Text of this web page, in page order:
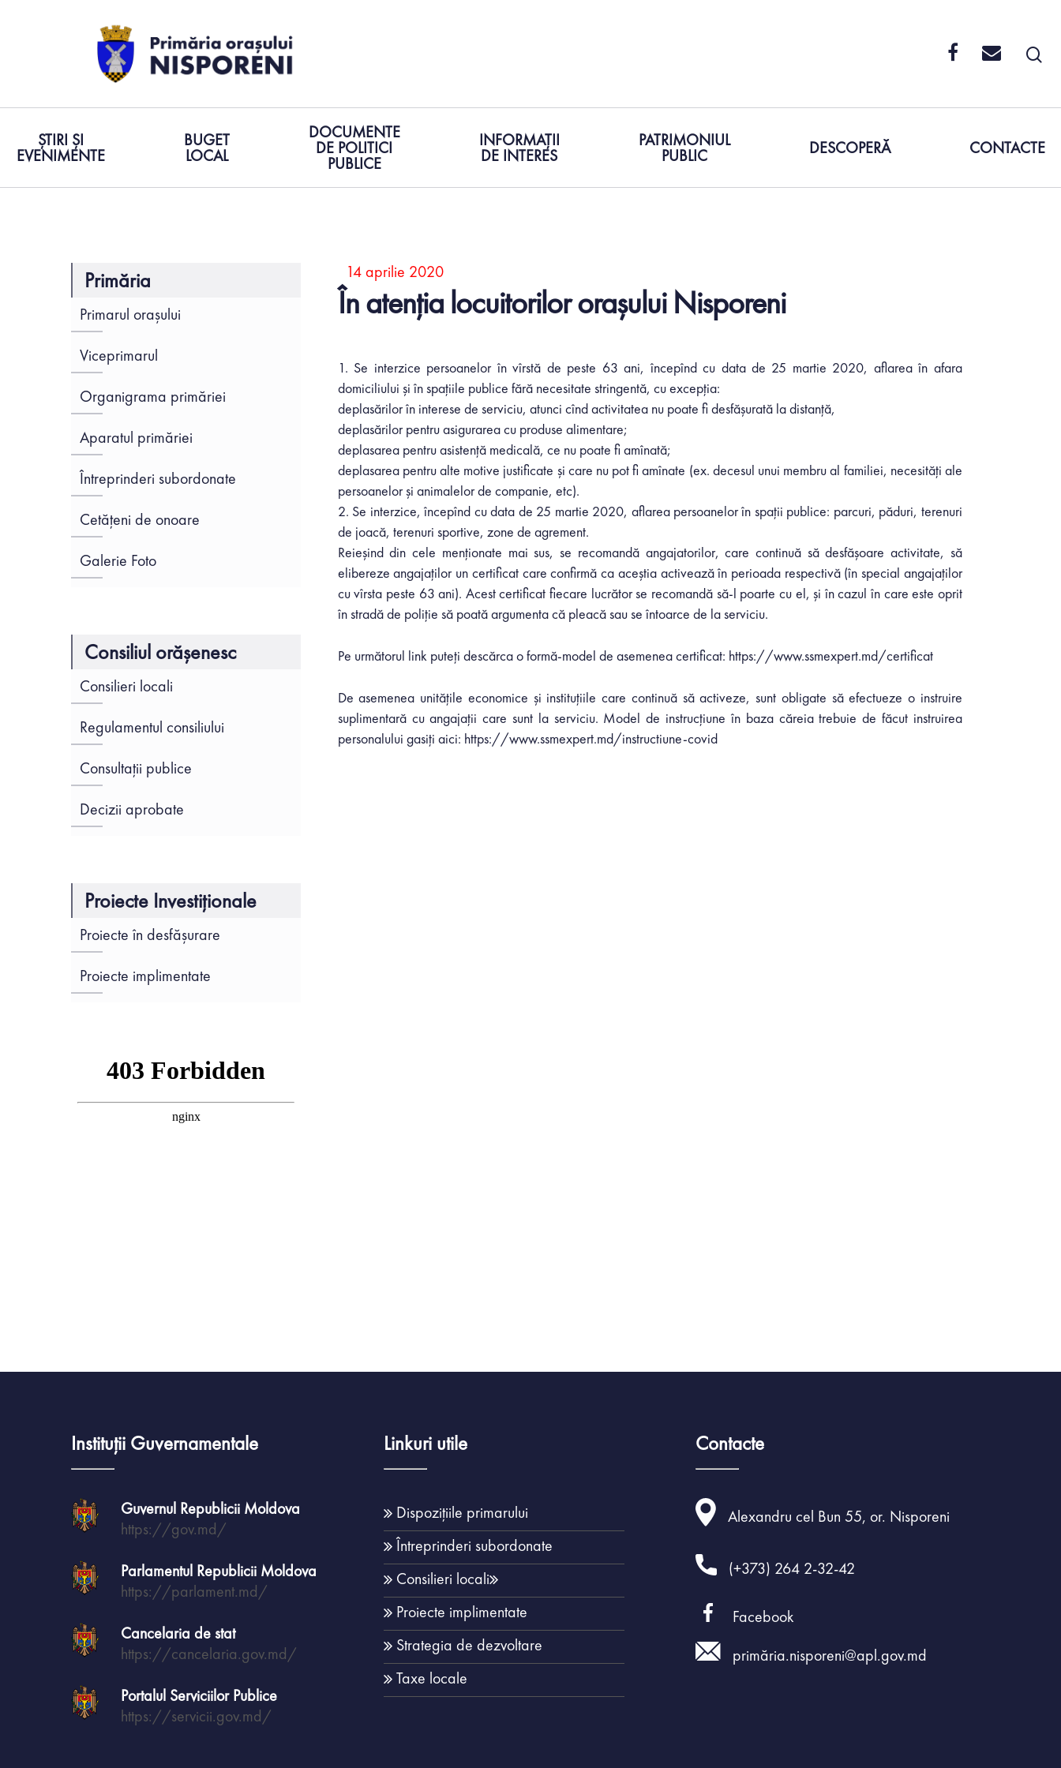
ȘTIRI ȘI
EVENIMENTE
BUGET
LOCAL
DOCUMENTE
DE POLITICI
PUBLICE
INFORMAȚII
DE INTERES
PATRIMONIUL
PUBLIC DESCOPERĂ CONTACTE
Primăria
Primarul orașului
Viceprimarul
Organigrama primăriei
Aparatul primăriei
Întreprinderi subordonate
Cetățeni de onoare
Galerie Foto
Consiliul orășenesc
Consilieri locali
Regulamentul consiliului
Consultații publice
Decizii aprobate
Proiecte Investiționale
Proiecte în desfășurare
Proiecte implimentate
14 aprilie 2020
În atenția locuitorilor orașului Nisporeni
1. Se interzice persoanelor în vîrstă de peste 63 ani, începînd cu data de 25 martie 2020, aflarea în afara
domiciliului şi în spaţiile publice fără necesitate stringentă, cu excepţia:
deplasărilor în interese de serviciu, atunci cînd activitatea nu poate fi desfăşurată la distanţă,
deplasărilor pentru asigurarea cu produse alimentare;
deplasarea pentru asistenţă medicală, ce nupoate fi amînată;
deplasarea pentru alte motive justificate şi care nu pot fi amînate (ex. decesul unui membru al familiei, necesităţi ale
persoanelor şi animalelor de companie, etc).
2. Se interzice, începînd cu data de 25 martie 2020, aflarea persoanelor în spaţii publice: parcuri, păduri, terenuri
de joacă, terenuri sportive, zone de agrement.
Reieșind din cele menționate mai sus, se recomandă angajatorilor, care continuă să desfășoare activitate, să
elibereze angajaților un certificat care confirmă ca aceștia activează în perioada respectivă (în special angajaților
cu vîrsta peste 63 ani). Acest certificat fiecare lucrător se recomandă să-l poarte cu el, și în cazul în care este oprit
în stradă de poliție să poată argumenta că pleacă sau se întoarce de la serviciu.
Pe următorul link puteți descărca o formă-model de asemenea certificat: https://www.ssmexpert.md/certificat
De asemenea unitățile economice și instituțiile care continuă să activeze, sunt obligate să efectueze o instruire
suplimentară cu angajații care sunt la serviciu. Model de instrucțiune în baza căreia trebuie de făcut instruirea
personalului gasiți aici: https://www.ssmexpert.md/instructiune-covid
Instituții Guvernamentale
Guvernul Republicii Moldova
https://gov.md/
Parlamentul Republicii Moldova
https://parlament.md/
Cancelaria de stat
https://cancelaria.gov.md/
Portalul Serviciilor Publice
https://servicii.gov.md/
Linkuri utile
Dispozițiile primarului
Întreprinderi subordonate
Consilieri locali
Proiecte implimentate
Strategia de dezvoltare
Taxe locale
Contacte
Alexandru cel Bun 55, or. Nisporeni
(+373) 264 2-32-42
Facebook
primăria.nisporeni@apl.gov.md